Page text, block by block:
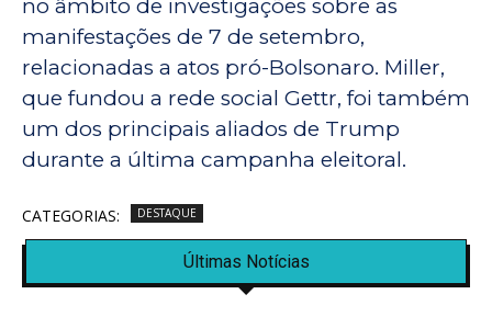
no âmbito de investigações sobre as
manifestações de 7 de setembro,
relacionadas a atos pró-Bolsonaro. Miller,
que fundou a rede social Gettr, foi também
um dos principais aliados de Trump
durante a última campanha eleitoral.
CATEGORIAS: DESTAQUE
Últimas Notícias